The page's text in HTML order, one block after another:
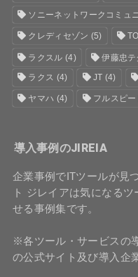
ソニーネットワークコミュ
クレディセゾン (5)
ラクスル (4) 伊藤忠
ラクス (4) JT (4)
ヤマハ (4) フルスピー
導入事例のJIREIA
企業事例でITツールが見
ト ジレイアは気になる
せる事例集です。
※各ツール・サービスの
の公式サイト及び導入企